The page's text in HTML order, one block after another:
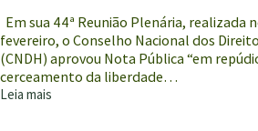
Em sua 44ª Reunião Plenária, realizada
fevereiro, o Conselho Nacional dos
(CNDH) aprovou Nota Pública “em
cerceamento da liberdade…
Leia mais
Nota